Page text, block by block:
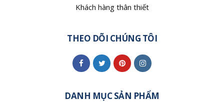
Khách hàng thân thiết
THEO DÕI CHÚNG TÔI
DANH MỤC SẢN PHẨM